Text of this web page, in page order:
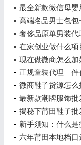
理
最全新款微信母
高端名品男士包
奢侈品原单男装
在家创业做什么
现在做微商怎么加
用
正规童装代理一
微商鞋子货源怎
最新款潮牌服饰
揭秘下莆田鞋子批
新手须知：什么
六年莆田本地档